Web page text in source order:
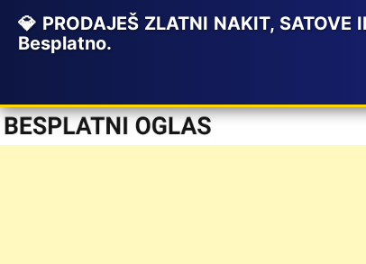
💎 PRODAJEŠ ZLATNI NAKIT,
Besplatno.